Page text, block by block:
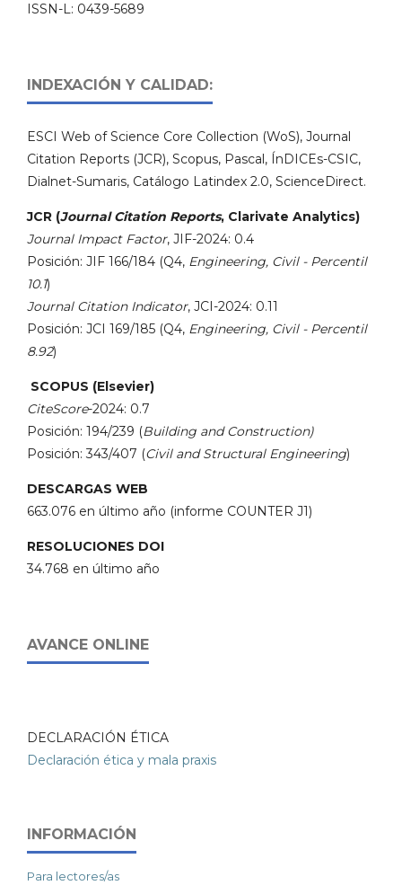
ISSN-L: 0439-5689
INDEXACIÓN Y CALIDAD:
ESCI Web of Science Core Collection (WoS), Journal
Citation Reports (JCR), Scopus, Pascal, ÍnDICEs-CSIC,
Dialnet-Sumaris, Catálogo Latindex 2.0, ScienceDirect.
JCR (Journal Citation Reports, Clarivate Analytics)
Journal Impact Factor, JIF-2024: 0.4
Posición: JIF 166/184 (Q4, Engineering, Civil - Percentil
10.1)
Journal Citation Indicator, JCI-2024: 0.11
Posición: JCI 169/185 (Q4, Engineering, Civil - Percentil
8.92)
SCOPUS (Elsevier)
CiteScore-2024: 0.7
Posición: 194/239 (Building and Construction)
Posición: 343/407 (Civil and Structural Engineering)
DESCARGAS WEB
663.076 en último año (informe COUNTER J1)
RESOLUCIONES DOI
34.768 en último año
AVANCE ONLINE
DECLARACIÓN ÉTICA
Declaración ética y mala praxis
INFORMACIÓN
Para lectores/as